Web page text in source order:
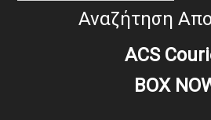
Αναζήτηση
ACS
BOX